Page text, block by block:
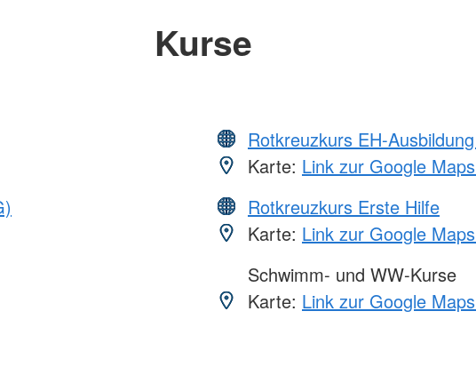
Kurse
Rotkreuzkurs EH-
Karte: Link zur Google
Rotkreuzkurs Erste Hilfe
Karte: Link zur Google
Schwimm- und WW-Kurse
Karte: Link zur Google